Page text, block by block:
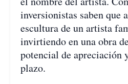
inversionistas saben que
escultura de un artista
invirtiendo en una obra
potencial de apreciación
plazo.